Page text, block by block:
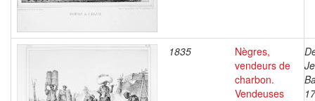
1835
Nègres,
vendeurs de
charbon.
Vendeuses